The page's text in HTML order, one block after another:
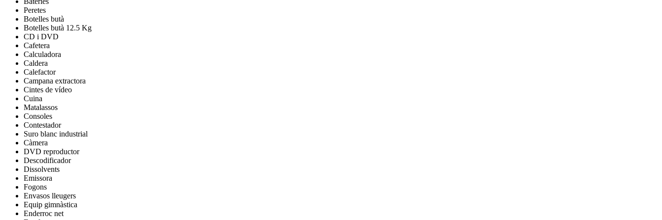
Peretes
Botelles butà
Botelles butà 12.5 Kg
CD i DVD
Cafetera
Calculadora
Caldera
Calefactor
Campana extractora
Cintes de vídeo
Cuina
Matalassos
Consoles
Contestador
Suro blanc industrial
Càmera
DVD reproductor
Descodificador
Dissolvents
Emissora
Fogons
Envasos lleugers
Equip gimnàstica
Enderroc net